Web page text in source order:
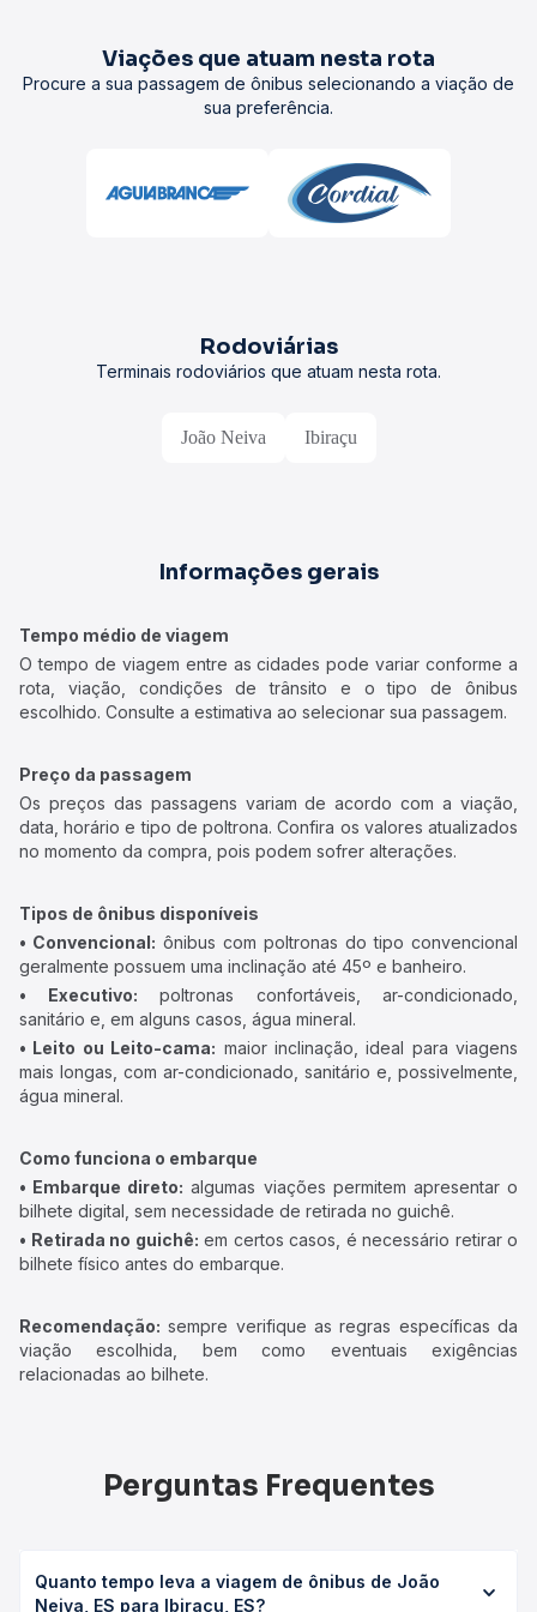
Viações que atuam nesta rota
Procure a sua passagem de ônibus selecionando a viação de
sua preferência.
Rodoviárias
Terminais rodoviários que atuam nesta rota.
João Neiva Ibiraçu
Informações gerais
Tempo médio de viagem
O tempo de viagem entre as cidades pode variar conforme a
rota, viação, condições de trânsito e o tipo de ônibus
escolhido. Consulte a estimativa ao selecionar sua passagem.
Preço da passagem
Os preços das passagens variam de acordo com a viação,
data, horário e tipo de poltrona. Confira os valores atualizados
no momento da compra, pois podem sofrer alterações.
Tipos de ônibus disponíveis
• Convencional: ônibus com poltronas do tipo convencional
geralmente possuem uma inclinação até 45º e banheiro.
• Executivo: poltronas confortáveis, ar-condicionado,
sanitário e, em alguns casos, água mineral.
• Leito ou Leito-cama: maior inclinação, ideal para viagens
mais longas, com ar-condicionado, sanitário e, possivelmente,
água mineral.
Como funciona o embarque
• Embarque direto: algumas viações permitem apresentar o
bilhete digital, sem necessidade de retirada no guichê.
• Retirada no guichê: em certos casos, é necessário retirar o
bilhete físico antes do embarque.
Recomendação: sempre verifique as regras específicas da
viação escolhida, bem como eventuais exigências
relacionadas ao bilhete.
Perguntas Frequentes
Quanto tempo leva a viagem de ônibus de João
Neiva, ES para Ibiraçu, ES?